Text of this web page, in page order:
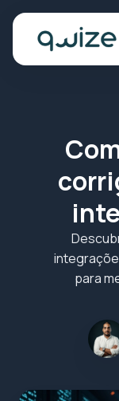
para